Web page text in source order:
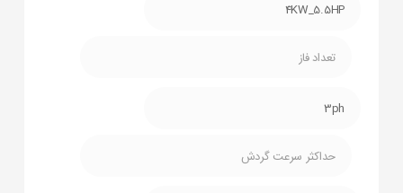
4KW_5.5HP
تعداد فاز
3ph
حداکثر سرعت گردش